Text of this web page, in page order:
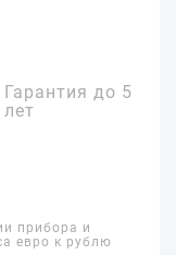
Гарантия до 5
лет
прибора и
евро к рублю